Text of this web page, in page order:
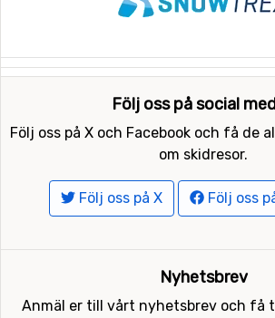
Följ oss på social
Följ oss på X och Facebook och få de
om skidresor.
Följ oss på X Följ oss
Nyhetsbrev
Anmäl er till vårt nyhetsbrev och få